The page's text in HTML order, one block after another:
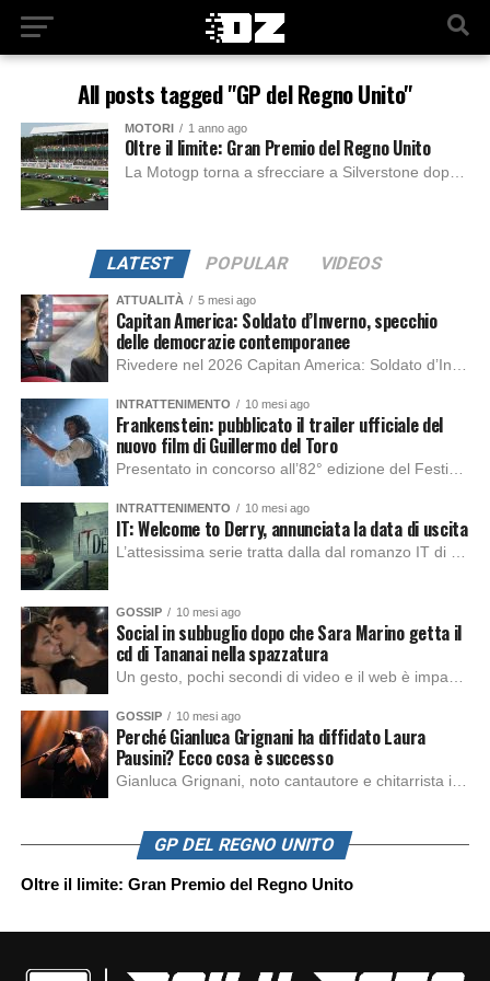
All posts tagged "GP del Regno Unito"
MOTORI 1 anno ago
Oltre il limite: Gran Premio del Regno Unito
LATEST POPULAR VIDEOS
ATTUALITÀ 5 mesi ago
Capitan America: Soldato d’Inverno, specchio
delle democrazie contemporanee
INTRATTENIMENTO 10 mesi ago
Frankenstein: pubblicato il trailer ufficiale del
nuovo film di Guillermo del Toro
INTRATTENIMENTO 10 mesi ago
IT: Welcome to Derry, annunciata la data di uscita
GOSSIP 10 mesi ago
Social in subbuglio dopo che Sara Marino getta il
cd di Tananai nella spazzatura
GOSSIP 10 mesi ago
Perché Gianluca Grignani ha diffidato Laura
Pausini? Ecco cosa è successo
GP DEL REGNO UNITO
Oltre il limite: Gran Premio del Regno Unito